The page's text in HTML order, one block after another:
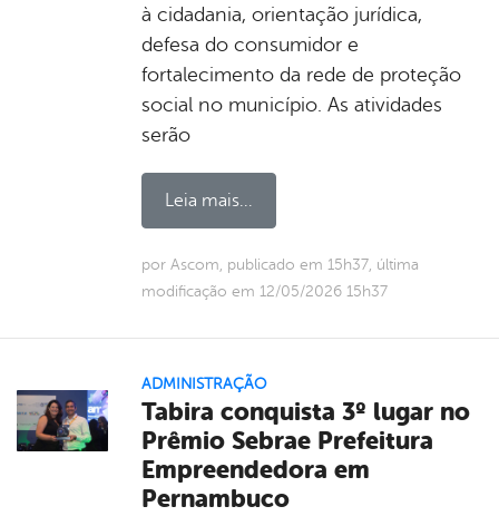
à cidadania, orientação jurídica,
defesa do consumidor e
fortalecimento da rede de proteção
social no município. As atividades
serão
Leia mais...
por Ascom, publicado em 15h37, última
modificação em 12/05/2026 15h37
ADMINISTRAÇÃO
Tabira conquista 3º lugar no
Prêmio Sebrae Prefeitura
Empreendedora em
Pernambuco